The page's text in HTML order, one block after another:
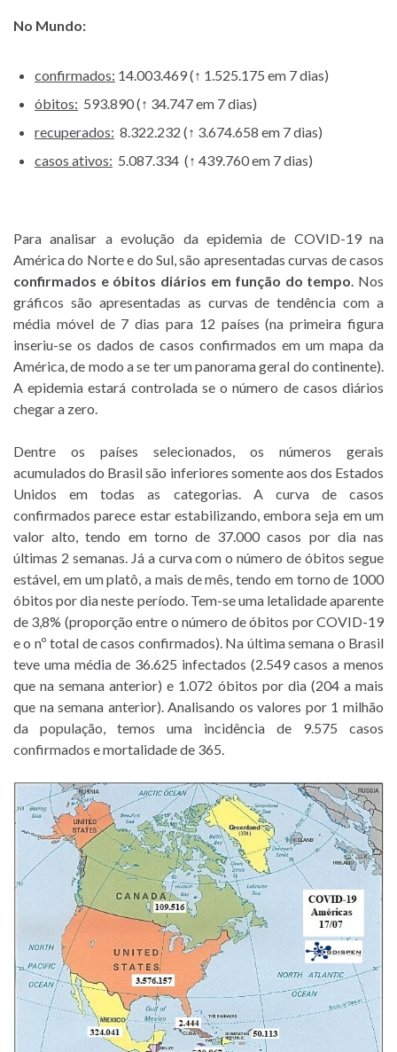
No Mundo:
confirmados: 14.003.469 (↑ 1.525.175 em 7 dias)
óbitos: 593.890 (↑ 34.747 em 7 dias)
recuperados: 8.322.232 (↑ 3.674.658 em 7 dias)
casos ativos: 5.087.334 (↑ 439.760 em 7 dias)
Para analisar a evolução da epidemia de COVID-19 na
América do Norte e do Sul, são apresentadas curvas de casos
confirmados e óbitos diários em função do tempo. Nos
gráficos são apresentadas as curvas de tendência com a
média móvel de 7 dias para 12 países (na primeira figura
inseriu-se os dados de casos confirmados em um mapa da
América, de modo a se ter um panorama geral do continente).
A epidemia estará controlada se o número de casos diários
chegar a zero.
Dentre os países selecionados, os números gerais
acumulados do Brasil são inferiores somente aos dos Estados
Unidos em todas as categorias. A curva de casos
confirmados parece estar estabilizando, embora seja em um
valor alto, tendo em torno de 37.000 casos por dia nas
últimas 2 semanas. Já a curva com o número de óbitos segue
estável, em um platô, a mais de mês, tendo em torno de 1000
óbitos por dia neste período. Tem-se uma letalidade aparente
de 3,8% (proporção entre o número de óbitos por COVID-19
e o nº total de casos confirmados). Na última semana o Brasil
teve uma média de 36.625 infectados (2.549 casos a menos
que na semana anterior) e 1.072 óbitos por dia (204 a mais
que na semana anterior). Analisando os valores por 1 milhão
da população, temos uma incidência de 9.575 casos
confirmados e mortalidade de 365.